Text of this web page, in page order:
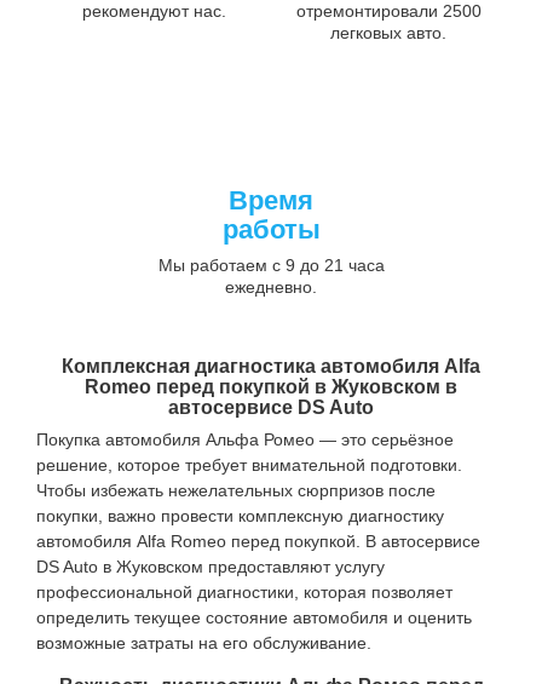
рекомендуют нас.
отремонтировали 2500
легковых авто.
Время
работы
Мы работаем с 9 до 21 часа
ежедневно.
Комплексная диагностика автомобиля Alfa
Romeo перед покупкой в Жуковском в
автосервисе DS Auto
Покупка автомобиля Альфа Ромео — это серьёзное
решение, которое требует внимательной подготовки.
Чтобы избежать нежелательных сюрпризов после
покупки, важно провести комплексную диагностику
автомобиля Alfa Romeo перед покупкой. В автосервисе
DS Auto в Жуковском предоставляют услугу
профессиональной диагностики, которая позволяет
определить текущее состояние автомобиля и оценить
возможные затраты на его обслуживание.